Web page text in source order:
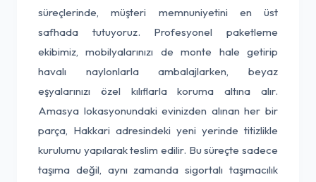
süreçlerinde, müşteri memnuniyetini en üst
safhada tutuyoruz. Profesyonel paketleme
ekibimiz, mobilyalarınızı de monte hale getirip
havalı naylonlarla ambalajlarken, beyaz
eşyalarınızı özel kılıflarla koruma altına alır.
Amasya lokasyonundaki evinizden alınan her bir
parça, Hakkari adresindeki yeni yerinde titizlikle
kurulumu yapılarak teslim edilir. Bu süreçte sadece
taşıma değil, aynı zamanda sigortalı taşımacılık